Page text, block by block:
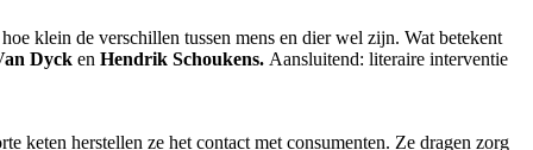
klein de verschillen tussen mens en dier wel zijn. Wat betekent
Dyck en Hendrik Schoukens. Aansluitend: literaire interventie
keten herstellen ze het contact met consumenten. Ze dragen zorg